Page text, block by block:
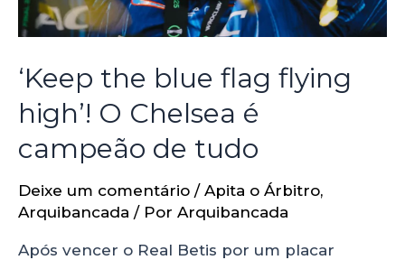
‘Keep the blue flag flying
high’! O Chelsea é
campeão de tudo
Deixe um comentário / Apita o Árbitro,
Arquibancada / Por Arquibancada
Após vencer o Real Betis por um placar